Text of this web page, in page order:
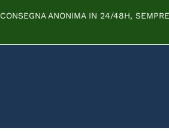
CONSEGNA ANONIMA IN 24/48H,